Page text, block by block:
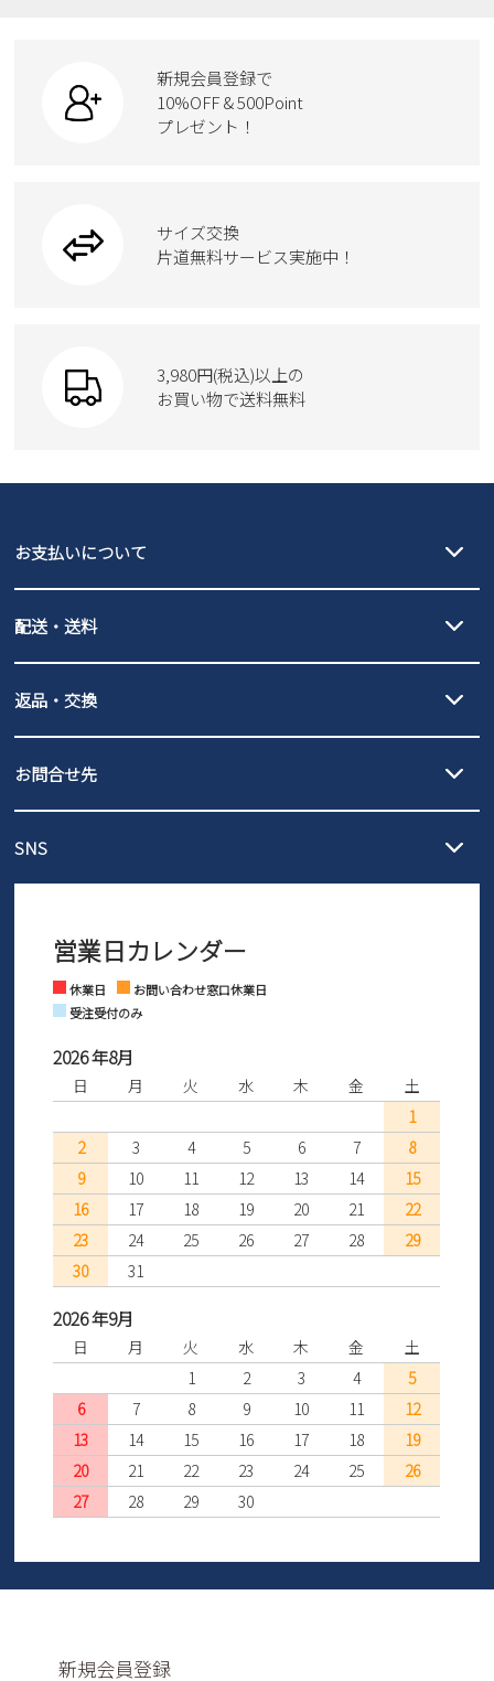
カジュアルシューズ
ワークシューズ
ウェア
moz
ローファー
ブーツ
Parade
GAP
スクール
new balance
瞬足
ボディバッグ
ハンドバッグ
トートバッグ
ケア用品
新規会員登録で
10%OFF & 500Point
プレゼント！
サイズ交換
片道無料サービス実施中！
3,980円(税込)以上の
お買い物で送料無料
お支払いについて
PayPay（オンライン決済）、代金引換のご利用が可能です。
配送・送料
北海道・本州・四国・九州…550円
3,980円（税込）以上お買い上げで送料無料
発送日・送料詳細については
ご利用ください。
全国一律…220円（税込）
発送日・送料詳細についてはご利用ガイドを
ご利用ください。
返品・交換
の片道無料サービスを実施中！
ントとしても安心してご利用いただけるよう、サイズ交換の受付期
さい。
お問合せ先
営業時間：11時～17時
※土日祝はお問い合わせ窓口休業日となります。
SNS
Facebook Instagram
営業日カレンダー
休業日
お問い合わせ窓口休業日
受注受付のみ
2026 年8月
日 月 火 水 木 金
土
1
2
3 4 5 6 7
8
9
10 11 12 13 14
15
16
17 18 19 20 21
22
23
24 25 26 27 28
29
30
31
2026 年9月
日 月 火 水 木 金
土
1
2 3 4
5
6
7 8 9 10 11
12
13
14 15 16 17 18
19
20
21 22 23 24 25
26
27
28 29 30
新規会員登録